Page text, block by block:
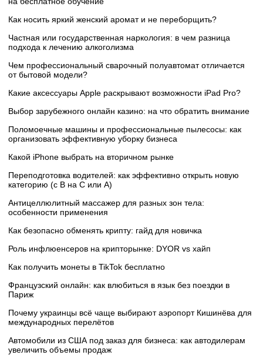
Как носить яркий женский аромат и не переборщить?
Частная или государственная наркология: в чем разница
подхода к лечению алкоголизма
Чем профессиональный сварочный полуавтомат отличается
от бытовой модели?
Какие аксессуары Apple раскрывают возможности iPad Pro?
Выбор зарубежного онлайн казино: на что обратить внимание
Поломоечные машины и профессиональные пылесосы: как
организовать эффективную уборку бизнеса
Какой iPhone выбрать на вторичном рынке
Переподготовка водителей: как эффективно открыть новую
категорию (с B на C или А)
Антицеллюлитный массажер для разных зон тела:
особенности применения
Как безопасно обменять крипту: гайд для новичка
Роль инфлюенсеров на крипторынке: DYOR vs хайп
Как получить монеты в TikTok бесплатно
Французский онлайн: как влюбиться в язык без поездки в
Париж
Почему украинцы всё чаще выбирают аэропорт Кишинёва для
международных перелётов
Автомобили из США под заказ для бизнеса: как автодилерам
увеличить объемы продаж